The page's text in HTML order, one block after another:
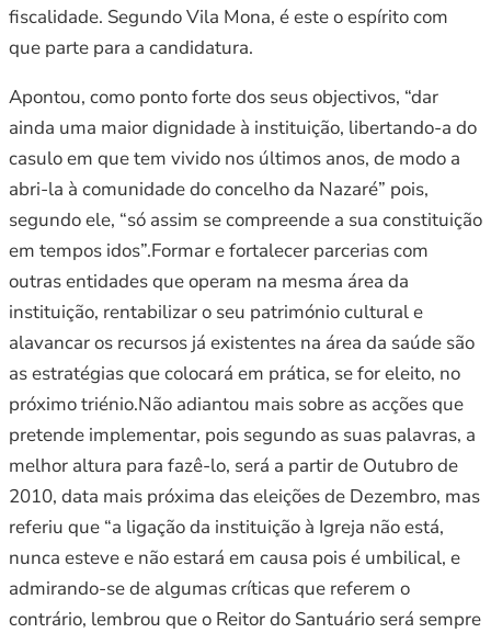
fiscalidade. Segundo Vila Mona, é este o espírito com
que parte para a candidatura.
Apontou, como ponto forte dos seus objectivos, “dar
ainda uma maior dignidade à instituição, libertando-a do
casulo em que tem vivido nos últimos anos, de modo a
abri-la à comunidade do concelho da Nazaré” pois,
segundo ele, “só assim se compreende a sua constituição
em tempos idos”.Formar e fortalecer parcerias com
outras entidades que operam na mesma área da
instituição, rentabilizar o seu património cultural e
alavancar os recursos já existentes na área da saúde são
as estratégias que colocará em prática, se for eleito, no
próximo triénio.Não adiantou mais sobre as acções que
pretende implementar, pois segundo as suas palavras, a
melhor altura para fazê-lo, será a partir de Outubro de
2010, data mais próxima das eleições de Dezembro, mas
referiu que “a ligação da instituição à Igreja não está,
nunca esteve e não estará em causa pois é umbilical, e
admirando-se de algumas críticas que referem o
contrário, lembrou que o Reitor do Santuário será sempre